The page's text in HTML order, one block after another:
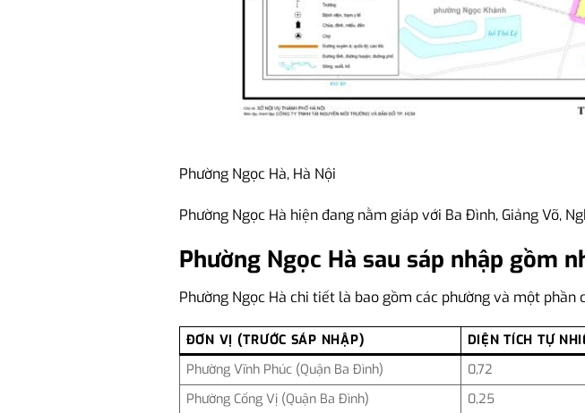
Phường Ngọc Hà, Hà Nội
Phường Ngọc Hà hiện đang nằm giáp với Ba Đình, Giảng Võ,
Phường Ngọc Hà sau sáp nhập gồm
Phường Ngọc Hà chi tiết là bao gồm các phường và một phần
ĐƠN VỊ (TRƯỚC SÁP NHẬP) DIỆN TÍCH TỰ
Phường Vĩnh Phúc (Quận Ba Đình)
0,72
Phường Cống Vị (Quận Ba Đình)
0,25